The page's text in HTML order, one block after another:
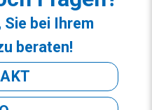
bei Ihrem
beraten!